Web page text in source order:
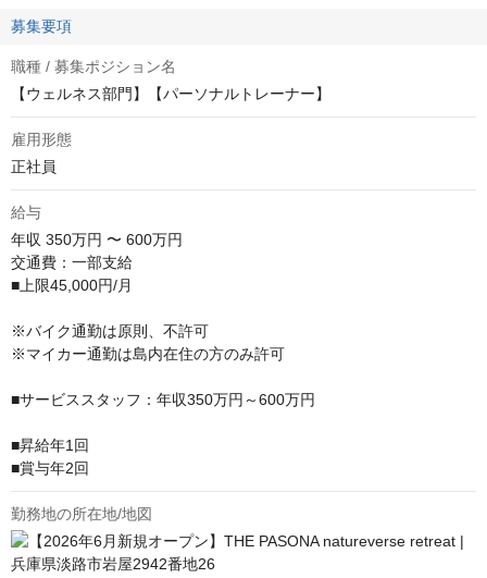
募集要項
職種 / 募集ポジション名
【ウェルネス部門】【パーソナルトレーナー】
雇用形態
正社員
給与
年収 350万円 〜 600万円
交通費：一部支給
■上限45,000円/月
※バイク通勤は原則、不許可
※マイカー通勤は島内在住の方のみ許可
■サービススタッフ：年収350万円～600万円
■昇給年1回
■賞与年2回
勤務地の所在地/地図